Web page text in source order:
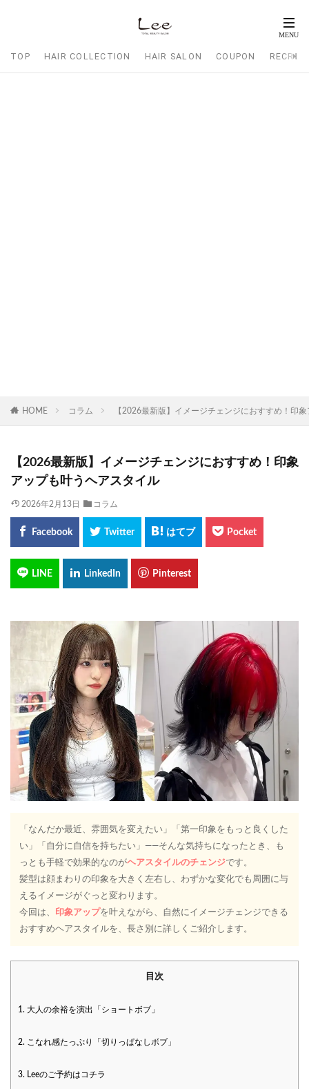
TOP HAIR COLLECTION HAIR SALON COUPON
HOME コラム 【2026最新版】イメージチェンジにおすすめ！印
【2026最新版】イメージチェンジにおすすめ！印象
アップも叶うヘアスタイル
2026年2月13日 コラム
「なんだか最近、雰囲気を変えたい」「第一印象をもっと良くした
い」「自分に自信を持ちたい」——そんな気持ちになったとき、も
っとも手軽で効果的なのがヘアスタイルのチェンジです。
髪型は顔まわりの印象を大きく左右し、わずかな変化でも周囲に与
えるイメージがぐっと変わります。
今回は、
印象アップを叶えながら、自然にイメージチェンジできる
おすすめヘアスタイルを、長さ別に詳しくご紹介します。
目次
1. 大人の余裕を演出「ショートボブ」
2. こなれ感たっぷり「切りっぱなしボブ」
3. Leeのご予約はコチラ